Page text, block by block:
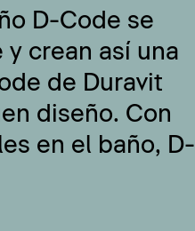
D-Code se
crean así una
de Duravit
diseño. Con
en el baño, D-